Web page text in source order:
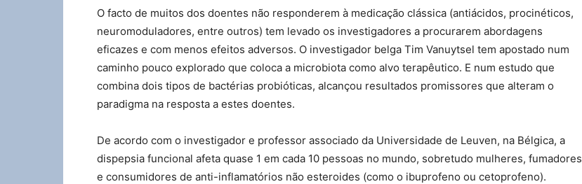
O facto de muitos dos doentes não responderem à medicação clássica (antiácidos, procinéticos,
neuromoduladores, entre outros) tem levado os investigadores a procurarem abordagens
eficazes e com menos efeitos adversos. O investigador belga Tim Vanuytsel tem apostado num
caminho pouco explorado que coloca a microbiota como alvo terapêutico. E num estudo que
combina dois tipos de bactérias probióticas, alcançou resultados promissores que alteram o
paradigma na resposta a estes doentes.
De acordo com o investigador e professor associado da Universidade de Leuven, na Bélgica, a
dispepsia funcional afeta quase 1 em cada 10 pessoas no mundo, sobretudo mulheres, fumadores
e consumidores de anti-inflamatórios não esteroides (como o ibuprofeno ou cetoprofeno).